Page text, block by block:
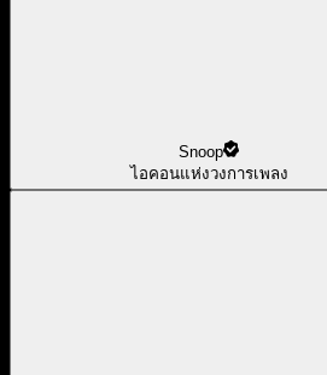
Snoop
ไอคอนแห่งวงการเพลง